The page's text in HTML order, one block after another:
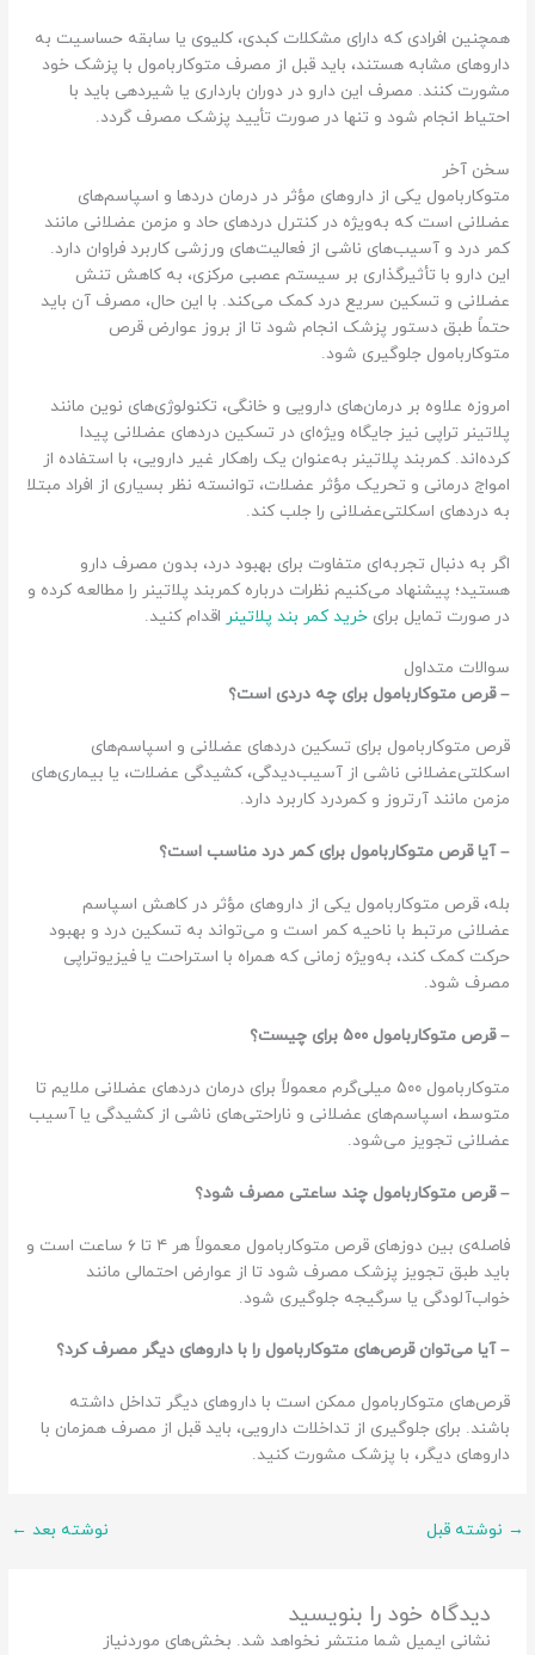
همچنین افرادی که دارای مشکلات کبدی، کلیوی یا سابقه حساسیت به
داروهای مشابه هستند، باید قبل از مصرف متوکاربامول با پزشک خود
مشورت کنند. مصرف این دارو در دوران بارداری یا شیردهی باید با
احتیاط انجام شود و تنها در صورت تأیید پزشک مصرف گردد.
سخن آخر
متوکاربامول یکی از داروهای مؤثر در درمان دردها و اسپاسم‌های
عضلانی است که به‌ویژه در کنترل دردهای حاد و مزمن عضلانی مانند
کمر درد و آسیب‌های ناشی از فعالیت‌های ورزشی کاربرد فراوان دارد.
این دارو با تأثیرگذاری بر سیستم عصبی مرکزی، به کاهش تنش
عضلانی و تسکین سریع درد کمک می‌کند. با این حال، مصرف آن باید
حتماً طبق دستور پزشک انجام شود تا از بروز عوارض قرص
متوکاربامول جلوگیری شود.
امروزه علاوه بر درمان‌های دارویی و خانگی، تکنولوژی‌های نوین مانند
پلاتینر تراپی نیز جایگاه ویژه‌ای در تسکین دردهای عضلانی پیدا
کرده‌اند. کمربند پلاتینر به‌عنوان یک راهکار غیر دارویی، با استفاده از
امواج درمانی و تحریک مؤثر عضلات، توانسته نظر بسیاری از افراد مبتلا
به دردهای اسکلتی‌عضلانی را جلب کند.
اگر به دنبال تجربه‌ای متفاوت برای بهبود درد، بدون مصرف دارو
هستید؛ پیشنهاد می‌کنیم نظرات درباره کمربند پلاتینر را مطالعه کرده و
در صورت تمایل برایخرید کمر بند پلاتینر اقدام کنید.
سوالات متداول
– قرص متوکاربامول برای چه دردی است؟
قرص متوکاربامول برای تسکین دردهای عضلانی و اسپاسم‌های
اسکلتی‌عضلانی ناشی از آسیب‌دیدگی، کشیدگی عضلات، یا بیماری‌های
مزمن مانند آرتروز و کمردرد کاربرد دارد.
– آیا قرص متوکاربامول برای کمر درد مناسب است؟
بله، قرص متوکاربامول یکی از داروهای مؤثر در کاهش اسپاسم
عضلانی مرتبط با ناحیه کمر است و می‌تواند به تسکین درد و بهبود
حرکت کمک کند، به‌ویژه زمانی که همراه با استراحت یا فیزیوتراپی
مصرف شود.
– قرص متوکاربامول۵۰۰ برای چیست؟
متوکاربامول ۵۰۰ میلی‌گرم معمولاً برای درمان دردهای عضلانی ملایم تا
متوسط، اسپاسم‌های عضلانی و ناراحتی‌های ناشی از کشیدگی یا آسیب
عضلانی تجویز می‌شود.
– قرص متوکاربامول چند ساعتی مصرف شود؟
فاصله‌ی بین دوزهای قرص متوکاربامول معمولاً هر ۴ تا ۶ ساعت است و
باید طبق تجویز پزشک مصرف شود تا از عوارض احتمالی مانند
خواب‌آلودگی یا سرگیجه جلوگیری شود.
– آیا می‌توان قرص‌های متوکاربامول را با داروهای دیگر مصرف کرد؟
قرص‌های متوکاربامول ممکن است با داروهای دیگر تداخل داشته
باشند. برای جلوگیری از تداخلات دارویی، باید قبل از مصرف همزمان با
داروهای دیگر، با پزشک مشورت کنید.
→ نوشته قبل نوشته بعد ←
دیدگاه‌ خود را بنویسید
نشانی ایمیل شما منتشر نخواهد شد. بخش‌های موردنیاز